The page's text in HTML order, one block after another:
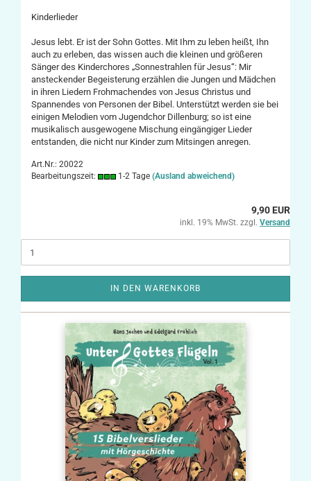
Kinderlieder
Jesus lebt. Er ist der Sohn Gottes. Mit Ihm zu leben heißt, Ihn
auch zu erleben, das wissen auch die kleinen und größeren
Sänger des Kinderchores „Sonnestrahlen für Jesus“: Mir
ansteckender Begeisterung erzählen die Jungen und Mädchen
in ihren Liedern Frohmachendes von Jesus Christus und
Spannendes von Personen der Bibel. Unterstützt werden sie bei
einigen Melodien vom Jugendchor Dillenburg; so ist eine
musikalisch ausgewogene Mischung eingängiger Lieder
entstanden, die nicht nur Kinder zum Mitsingen anregen.
Art.Nr.: 20022
Bearbeitungszeit:
1-2 Tage (Ausland abweichend)
9,90 EUR
inkl. 19% MwSt. zzgl. Versand
IN DEN WARENKORB